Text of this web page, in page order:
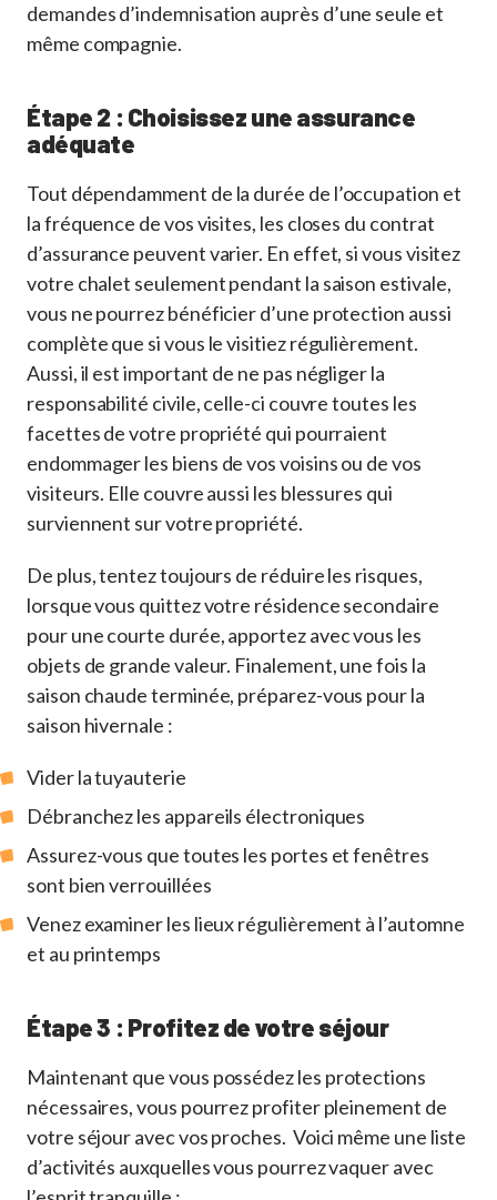
demandes d’indemnisation auprès d’une seule et
même compagnie.
Étape 2 : Choisissez une assurance
adéquate
Tout dépendamment de la durée de l’occupation et
la fréquence de vos visites, les closes du contrat
d’assurance peuvent varier. En effet, si vous visitez
votre chalet seulement pendant la saison estivale,
vous ne pourrez bénéficier d’une protection aussi
complète que si vous le visitiez régulièrement.
Aussi, il est important de ne pas négliger la
responsabilité civile, celle-ci couvre toutes les
facettes de votre propriété qui pourraient
endommager les biens de vos voisins ou de vos
visiteurs. Elle couvre aussi les blessures qui
surviennent sur votre propriété.
De plus, tentez toujours de réduire les risques,
lorsque vous quittez votre résidence secondaire
pour une courte durée, apportez avec vous les
objets de grande valeur. Finalement, une fois la
saison chaude terminée, préparez-vous pour la
saison hivernale :
Vider la tuyauterie
Débranchez les appareils électroniques
Assurez-vous que toutes les portes et fenêtres
sont bien verrouillées
Venez examiner les lieux régulièrement à l’automne
et au printemps
Étape 3 : Profitez de votre séjour
Maintenant que vous possédez les protections
nécessaires, vous pourrez profiter pleinement de
votre séjour avec vos proches. Voici même une liste
d’activités auxquelles vous pourrez vaquer avec